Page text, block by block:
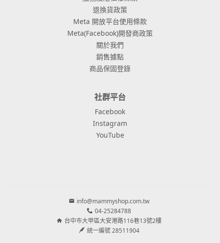
退換貨政策
Meta 開放平台使用條款
Meta(Facebook)開發商政策
關於我們
銷售據點
商品保固登錄
社群平台
Facebook
Instagram
YouTube
info@mammyshop.com.tw
04-25284788
台中市大甲區大安港路116巷13號2樓
統一編號 28511904